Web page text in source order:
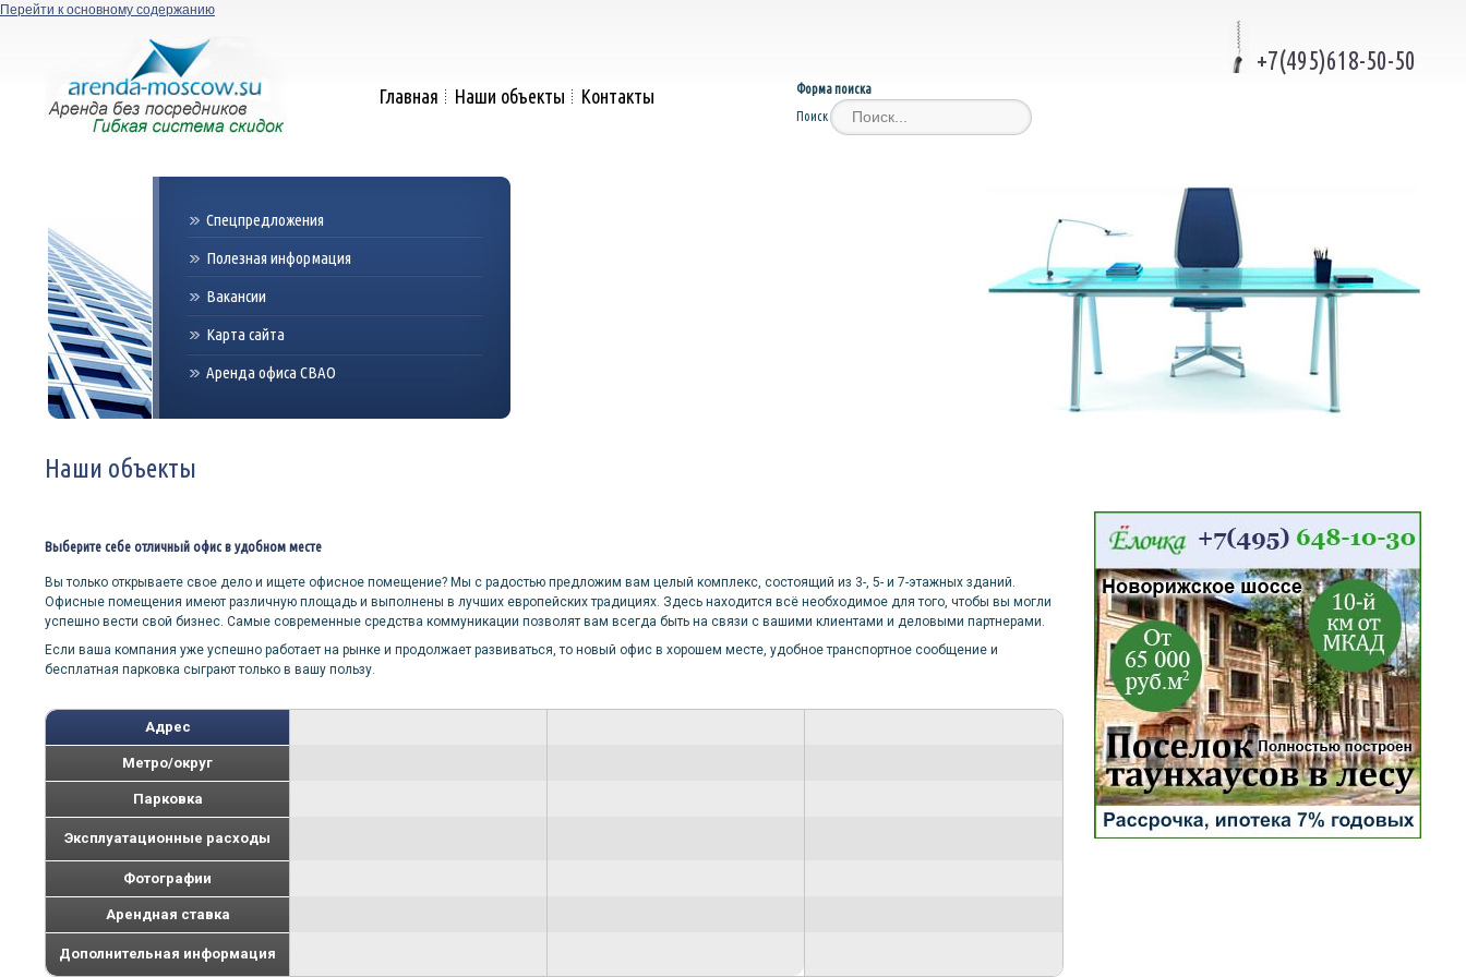
Перейти к основному содержанию
Главная Наши объекты Контакты
Форма поиска
Поиск
+7(495)618-50-50
Спецпредложения
Полезная информация
Вакансии
Карта сайта
Аренда офиса СВАО
Наши объекты
Выберите себе отличный офис в удобном месте
Вы только открываете свое дело и ищете офисное помещение? Мы с радостью предложим вам целый комплекс, состоящий из 3-, 5- и 7-этажных зданий.
Офисные помещения имеют различную площадь и выполнены в лучших европейских традициях. Здесь находится всё необходимое для того, чтобы вы могли
успешно вести свой бизнес. Самые современные средства коммуникации позволят вам всегда быть на связи с вашими клиентами и деловыми партнерами.
Если ваша компания уже успешно работает на рынке и продолжает развиваться, то новый офис в хорошем месте, удобное транспортное сообщение и
бесплатная парковка сыграют только в вашу пользу.
Адрес
Метро/округ
Парковка
Эксплуатационные расходы
Фотографии
Арендная ставка
Дополнительная информация